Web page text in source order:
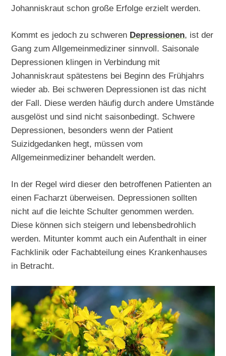
Johanniskraut schon große Erfolge erzielt werden.
Kommt es jedoch zu schweren Depressionen, ist der
Gang zum Allgemeinmediziner sinnvoll. Saisonale
Depressionen klingen in Verbindung mit
Johanniskraut spätestens bei Beginn des Frühjahrs
wieder ab. Bei schweren Depressionen ist das nicht
der Fall. Diese werden häufig durch andere Umstände
ausgelöst und sind nicht saisonbedingt. Schwere
Depressionen, besonders wenn der Patient
Suizidgedanken hegt, müssen vom
Allgemeinmediziner behandelt werden.
In der Regel wird dieser den betroffenen Patienten an
einen Facharzt überweisen. Depressionen sollten
nicht auf die leichte Schulter genommen werden.
Diese können sich steigern und lebensbedrohlich
werden. Mitunter kommt auch ein Aufenthalt in einer
Fachklinik oder Fachabteilung eines Krankenhauses
in Betracht.